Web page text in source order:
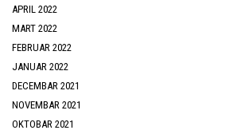
APRIL 2022
MART 2022
FEBRUAR 2022
JANUAR 2022
DECEMBAR 2021
NOVEMBAR 2021
OKTOBAR 2021